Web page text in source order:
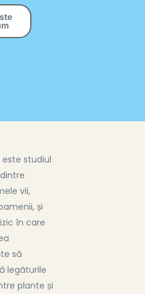
este studiul
vii,
și
în care
să
legăturile
plante și